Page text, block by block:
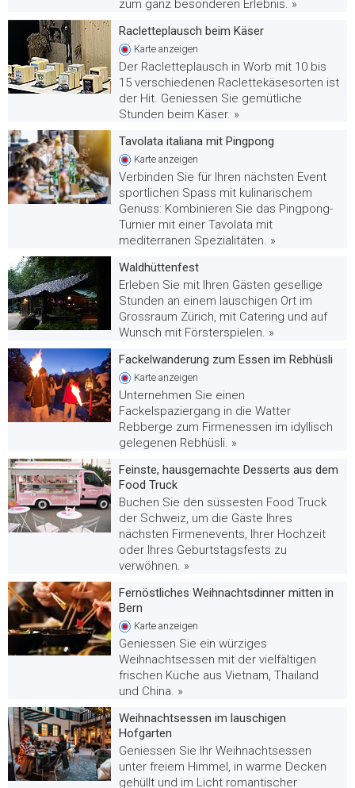
zum ganz besonderen Erlebnis. »
Racletteplausch beim Käser
Karte anzeigen
Der Racletteplausch in Worb mit 10 bis
15 verschiedenen Raclettekäsesorten ist
der Hit. Geniessen Sie gemütliche
Stunden beim Käser. »
Tavolata italiana mit Pingpong
Karte anzeigen
Verbinden Sie für Ihren nächsten Event
sportlichen Spass mit kulinarischem
Genuss: Kombinieren Sie das Pingpong-
Turnier mit einer Tavolata mit
mediterranen Spezialitäten. »
Waldhüttenfest
Erleben Sie mit Ihren Gästen gesellige
Stunden an einem lauschigen Ort im
Grossraum Zürich, mit Catering und auf
Wunsch mit Försterspielen. »
Fackelwanderung zum Essen im Rebhüsli
Karte anzeigen
Unternehmen Sie einen
Fackelspaziergang in die Watter
Rebberge zum Firmenessen im idyllisch
gelegenen Rebhüsli. »
Feinste, hausgemachte Desserts aus dem
Food Truck
Buchen Sie den süssesten Food Truck
der Schweiz, um die Gäste Ihres
nächsten Firmenevents, Ihrer Hochzeit
oder Ihres Geburtstagsfests zu
verwöhnen. »
Fernöstliches Weihnachtsdinner mitten in
Bern
Karte anzeigen
Geniessen Sie ein würziges
Weihnachtsessen mit der vielfältigen
frischen Küche aus Vietnam, Thailand
und China. »
Weihnachtsessen im lauschigen
Hofgarten
Geniessen Sie Ihr Weihnachtsessen
unter freiem Himmel, in warme Decken
gehüllt und im Licht romantischer